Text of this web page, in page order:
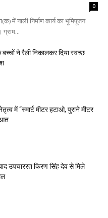
0
में नाली निर्माण कार्य का भूमिपूजन
ग्राम...
ने रैली निकालकर दिया स्वच्छ
में “स्मार्ट मीटर हटाओ, पुराने मीटर
उपचाररत किरण सिंह देव से मिले